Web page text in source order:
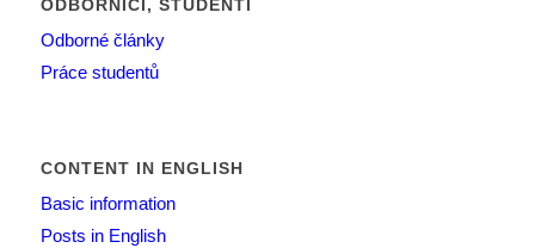
ODBORNÍCI, STUDENTI
Odborné články
Práce studentů
CONTENT IN ENGLISH
Basic information
Posts in English